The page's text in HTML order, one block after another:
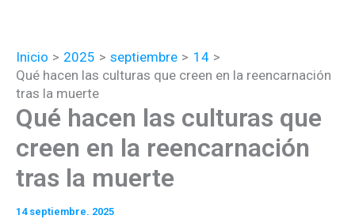
Inicio 2025 septiembre
14
Qué hacen las culturas que creen en la reencarnación
tras la muerte
Qué hacen las culturas que
creen en la reencarnación
tras la muerte
14 septiembre. 2025